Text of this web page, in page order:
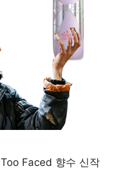
Faced 향수 신작